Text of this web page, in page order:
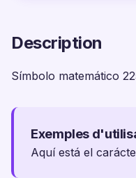
Description
Símbolo matemático
Exemples
Aquí está el